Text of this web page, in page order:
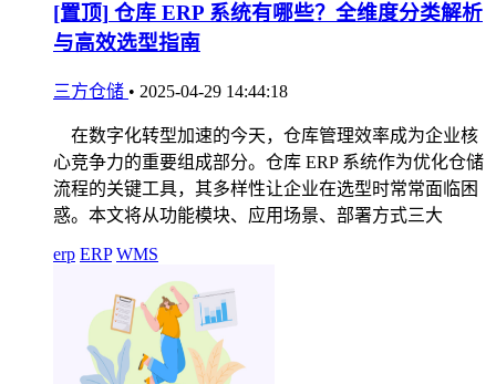
[置顶] 仓库 ERP 系统有哪些？全维度分类解析
与高效选型指南
三方仓储 • 2025-04-29 14:44:18
在数字化转型加速的今天，仓库管理效率成为企业核
心竞争力的重要组成部分。仓库 ERP 系统作为优化仓储
流程的关键工具，其多样性让企业在选型时常常面临困
惑。本文将从功能模块、应用场景、部署方式三大
erp ERP WMS